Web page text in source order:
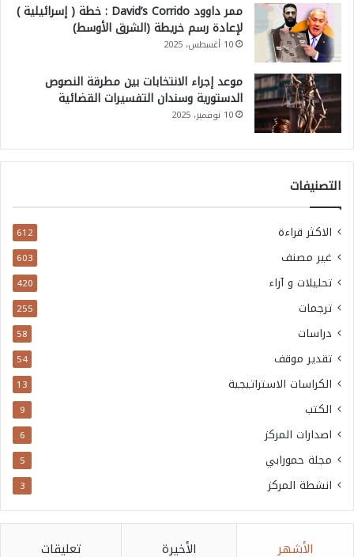
ممر داوود David’s Corrido : خطة ( إسرائيلية )
لإعادة رسم خريطة (الشرق الأوسط)
10 أغسطس، 2025
موعد إجراء الانتخابات بين مطرقة النصوص
الدستورية وسندان التفسيرات القضائية
10 نوفمبر، 2025
التصنيفات
الاكثر قراءة 612
غير مصنف 603
تحليلات و آراء 420
ترجمات 255
دراسات 58
تقدير موقف 54
الكراسات الاستراتيجية 13
الكتب 9
اصدارات المركز 6
مجلة حمورابي 5
انشطة المركز 3
الأشهر الأخيرة تعليقات